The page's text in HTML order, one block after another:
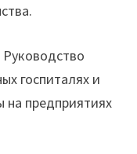
госпиталях и
предприятиях